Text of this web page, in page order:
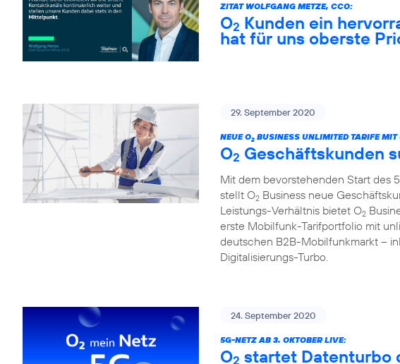
ZITAT WOLFGANG METZE, CCO:
O2 Kunden ein
hat für uns oberste
29. September 2020
NEUE O2 BUSINESS UNLIMITED TARIFE MIT
O2 Geschäftskunden
Mit dem bevorstehenden Start des
stellt O2 Business neue
Leistungs-Verhältnis bietet O2
erste Mobilfunk-Tarifportfolio mit
deutschen B2B-Mobilfunkmarkt –
Digitalisierungs-Turbo.
24. September 2020
5G-NETZ AB 3. OKTOBER LIVE:
O2 startet Datenturbo